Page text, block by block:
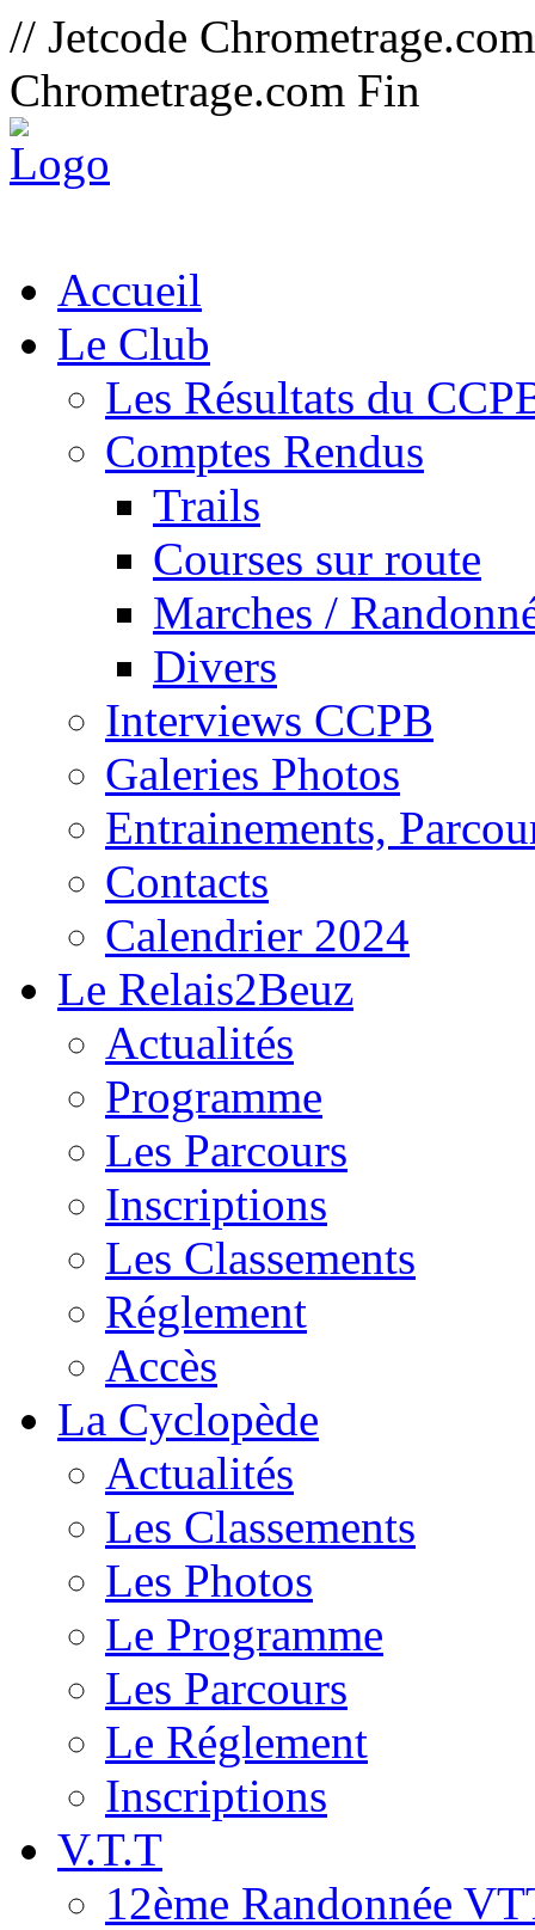
// Jetcode
Chrometrage.com Fin
Accueil
Le Club
Les Résultats du
Comptes Rendus
Trails
Courses sur route
Marches /
Divers
Interviews CCPB
Galeries Photos
Entrainements,
Contacts
Calendrier 2024
Le Relais2Beuz
Actualités
Programme
Les Parcours
Inscriptions
Les Classements
Réglement
Accès
La Cyclopède
Actualités
Les Classements
Les Photos
Le Programme
Les Parcours
Le Réglement
Inscriptions
V.T.T
12ème Randonnée